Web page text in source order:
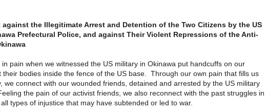
the Illegitimate Arrest and Detention of the Two Citizens by the US
Prefectural Police, and against Their Violent Repressions of the Anti-
pain when we witnessed the US military in Okinawa put handcuffs on our
their bodies inside the fence of the US base. Through our own pain that fills us
we connect with our wounded friends, detained and arrested by the US military
the pain of our activist friends, we also reconnect with the past struggles in
types of injustice that may have subtended or led to war.